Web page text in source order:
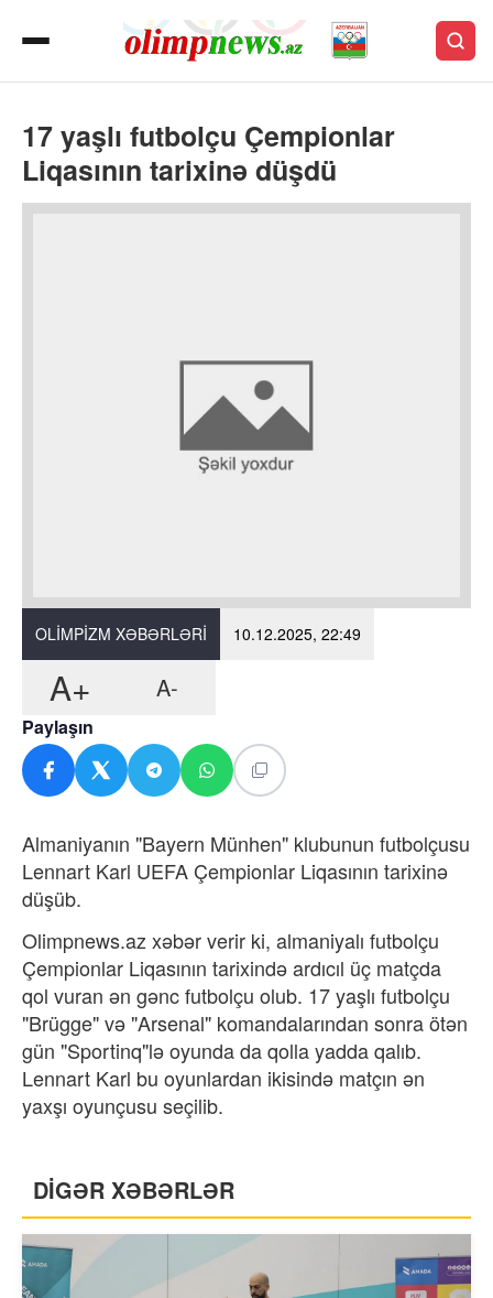
17 yaşlı futbolçu Çempionlar
Liqasının tarixinə düşdü
OLIMPIZM XƏBƏRLƏRI 10.12.2025, 22:49
A+ A-
Paylaşın
Almaniyanın "Bayern Münhen" klubunun futbolçusu
Lennart Karl UEFA Çempionlar Liqasının tarixinə
düşüb.
Olimpnews.az xəbər verir ki, almaniyalı futbolçu
Çempionlar Liqasının tarixində ardıcıl üç matçda
qol vuran ən gənc futbolçu olub. 17 yaşlı futbolçu
"Brügge" və "Arsenal" komandalarından sonra ötən
gün "Sportinq"lə oyunda da qolla yadda qalıb.
Lennart Karl bu oyunlardan ikisində matçın ən
yaxşı oyunçusu seçilib.
DİGƏR XƏBƏRLƏR